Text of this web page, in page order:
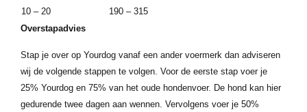
10 – 20
190 – 315
Overstapadvies
Stap je over op Yourdog vanaf een ander voermerk dan adviseren
wij de volgende stappen te volgen. Voor de eerste stap voer je
25% Yourdog en 75% van het oude hondenvoer. De hond kan hier
gedurende twee dagen aan wennen. Vervolgens voer je 50%